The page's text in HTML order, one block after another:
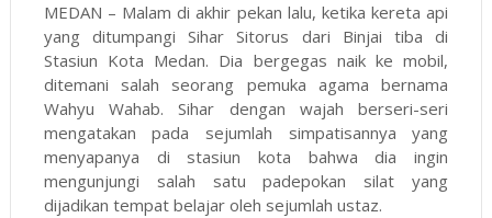
MEDAN – Malam di akhir pekan lalu, ketika kereta api
yang ditumpangi Sihar Sitorus dari Binjai tiba di
Stasiun Kota Medan. Dia bergegas naik ke mobil,
ditemani salah seorang pemuka agama bernama
Wahyu Wahab. Sihar dengan wajah berseri-seri
mengatakan pada sejumlah simpatisannya yang
menyapanya di stasiun kota bahwa dia ingin
mengunjungi salah satu padepokan silat yang
dijadikan tempat belajar oleh sejumlah ustaz.